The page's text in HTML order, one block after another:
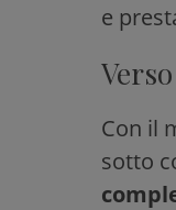
e
Con il
sotto